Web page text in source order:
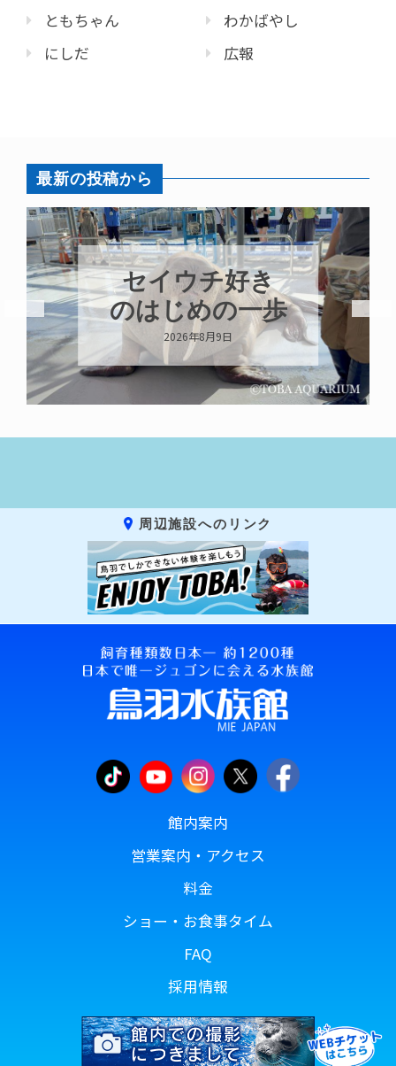
ともちゃん
にしだ
わかばやし
広報
最新の投稿から
８月はカガミモ
チウニ推し
2026年8月8日
周辺施設へのリンク
館内案内
営業案内・アクセス
料金
ショー・お食事タイム
FAQ
採用情報